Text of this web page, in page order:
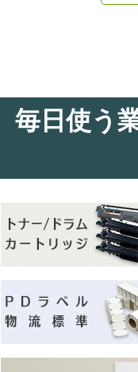
毎日使う